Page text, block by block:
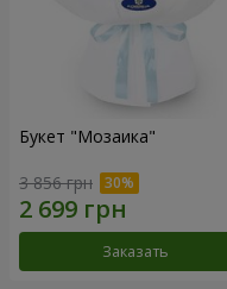
Букет "Мозаика"
3 856 грн
Заказать